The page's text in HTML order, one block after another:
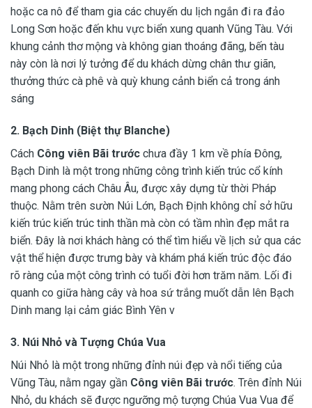
hoặc ca nô để tham gia các chuyến du lịch ngắn đi ra đảo
Long Sơn hoặc đến khu vực biển xung quanh Vũng Tàu. Với
khung cảnh thơ mộng và không gian thoáng đãng, bến tàu
này còn là nơi lý tưởng để du khách dừng chân thư giãn,
thưởng thức cà phê và quỳ khung cảnh biển cả trong ánh
sáng
2. Bạch Dinh (Biệt thự Blanche)
Cách Công viên Bãi trước chưa đầy 1 km về phía Đông,
Bạch Dinh là một trong những công trình kiến ​​trúc cổ kính
mang phong cách Châu Âu, được xây dựng từ thời Pháp
thuộc. Nằm trên sườn Núi Lớn, Bạch Định không chỉ sở hữu
kiến ​​trúc kiến ​​trúc tinh thần mà còn có tầm nhìn đẹp mắt ra
biển. Đây là nơi khách hàng có thể tìm hiểu về lịch sử qua các
vật thể hiện được trưng bày và khám phá kiến ​​trúc độc đáo
rõ ràng của một công trình có tuổi đời hơn trăm năm. Lối đi
quanh co giữa hàng cây và hoa sứ trắng muốt dẫn lên Bạch
Dinh mang lại cảm giác Bình Yên v
3. Núi Nhỏ và Tượng Chúa Vua
Núi Nhỏ là một trong những đỉnh núi đẹp và nổi tiếng của
Vũng Tàu, nằm ngay gần Công viên Bãi trước. Trên đỉnh Núi
Nhỏ, du khách sẽ được ngưỡng mộ tượng Chúa Vua Vua để